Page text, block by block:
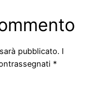
pubblicato. I
*